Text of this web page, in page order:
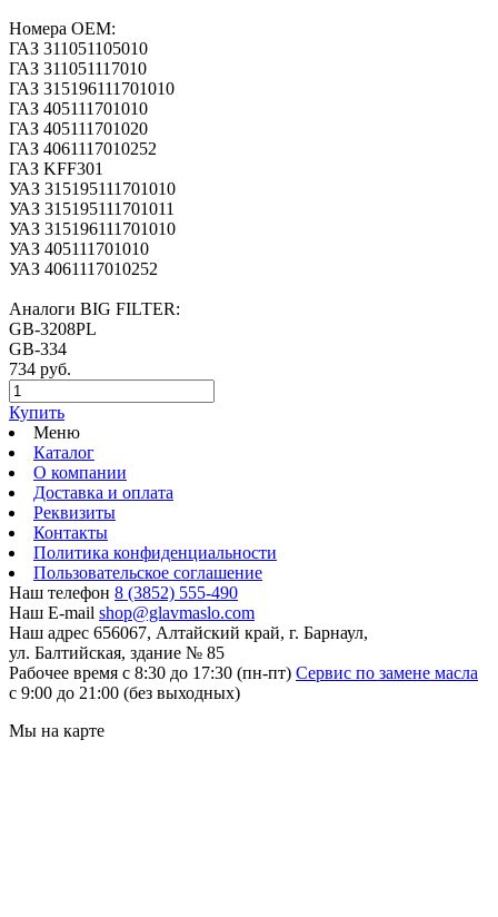
Номера ОЕМ:
ГАЗ 311051105010
ГАЗ 311051117010
ГАЗ 315196111701010
ГАЗ 405111701010
ГАЗ 405111701020
ГАЗ 4061117010252
ГАЗ KFF301
УАЗ 315195111701010
УАЗ 315195111701011
УАЗ 315196111701010
УАЗ 405111701010
УАЗ 4061117010252
Аналоги BIG FILTER:
GB-3208PL
GB-334
734 руб.
Купить
Меню
Каталог
О компании
Доставка и оплата
Реквизиты
Контакты
Политика конфиденциальности
Пользовательское соглашение
Наш телефон 8 (3852) 555-490
Наш E-mail shop@glavmaslo.com
Наш адрес 656067, Алтайский край, г. Барнаул,
ул. Балтийская, здание № 85
Рабочее время с 8:30 до 17:30 (пн-пт) Сервис по замене масла
с 9:00 до 21:00 (без выходных)
Мы на карте